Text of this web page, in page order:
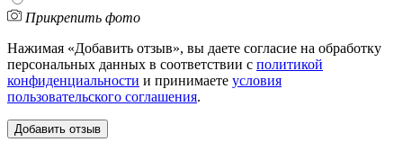
Прикрепить фото
Нажимая «Добавить отзыв», вы даете согласие на обработку
персональных данных в соответствии с политикой
конфиденциальности и принимаете условия
пользовательского соглашения.